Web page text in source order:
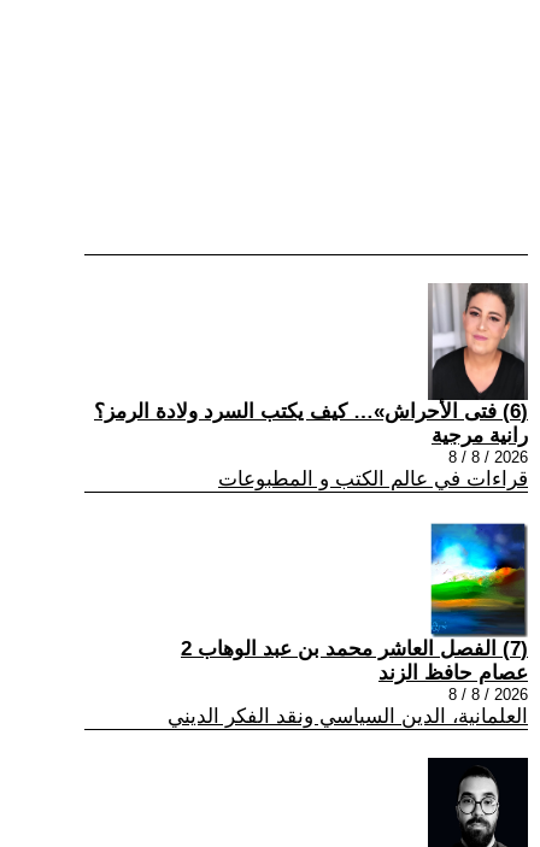
(6) فتى الأحراش»… كيف يكتب السرد ولادة الرمز؟
رانية مرجية
2026 / 8 / 8
قراءات في عالم الكتب و المطبوعات
(7) الفصل العاشر محمد بن عبد الوهاب 2
عصام حافظ الزند
2026 / 8 / 8
العلمانية، الدين السياسي ونقد الفكر الديني